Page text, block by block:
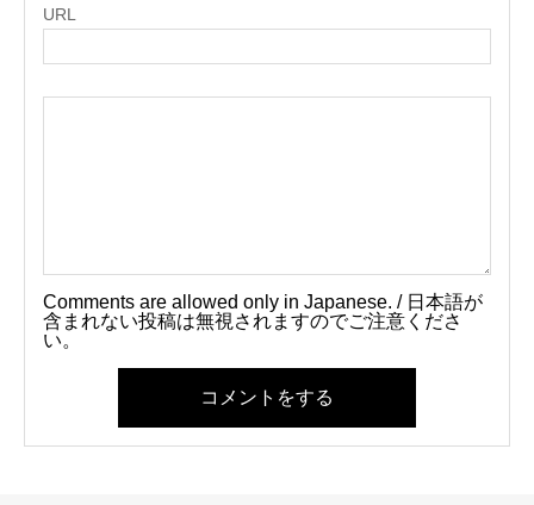
URL
Comments are allowed only in Japanese. / 日本語が
含まれない投稿は無視されますのでご注意くださ
い。
コメントをする